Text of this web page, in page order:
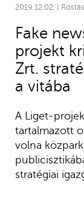
2019.12.02. |
Fake
projekt
Zrt.
a vitába
A Liget-
tartalmazott
volna
stratégiai